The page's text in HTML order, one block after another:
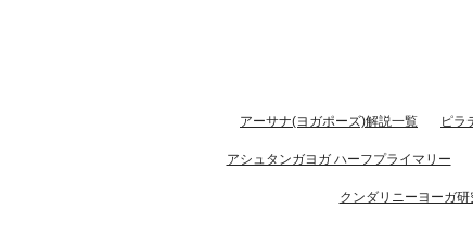
アーサナ(ヨガポーズ)解説一覧 ピラ
アシュタンガヨガ ハーフプライマリー
クンダリニーヨーガ研